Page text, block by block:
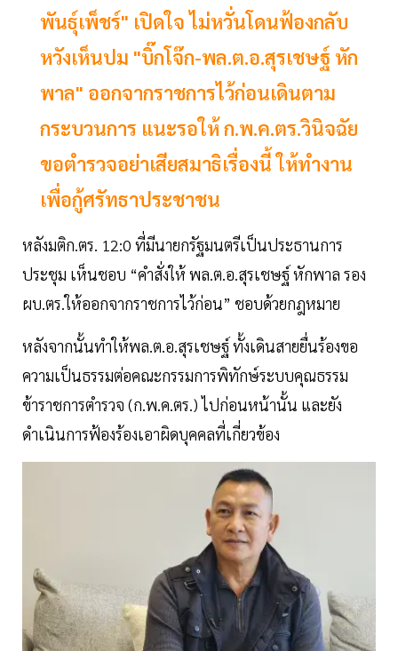
พันธุ์เพ็ชร์" เปิดใจ ไม่หวั่นโดนฟ้องกลับ
หวังเห็นปม "บิ๊กโจ๊ก-พล.ต.อ.สุรเชษฐ์ หัก
พาล" ออกจากราชการไว้ก่อนเดินตาม
กระบวนการ แนะรอให้ ก.พ.ค.ตร.วินิจฉัย
ขอตำรวจอย่าเสียสมาธิเรื่องนี้ ให้ทำงาน
เพื่อกู้ศรัทธาประชาชน
หลังมติก.ตร. 12:0 ที่มีนายกรัฐมนตรีเป็นประธานการ
ประชุม เห็นชอบ “คำสั่งให้ พล.ต.อ.สุรเชษฐ์ หักพาล รอง
ผบ.ตร.ให้ออกจากราชการไว้ก่อน” ชอบด้วยกฎหมาย
หลังจากนั้นทำให้พล.ต.อ.สุรเชษฐ์ ทั้งเดินสายยื่นร้องขอ
ความเป็นธรรมต่อคณะกรรมการพิทักษ์ระบบคุณธรรม
ข้าราชการตำรวจ (ก.พ.ค.ตร.) ไปก่อนหน้านั้น และยัง
ดำเนินการฟ้องร้องเอาผิดบุคคลที่เกี่ยวข้อง